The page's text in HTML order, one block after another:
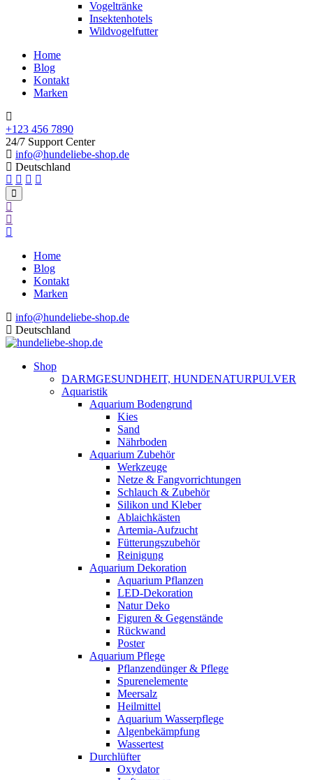
Vogeltränke
Insektenhotels
Wildvogelfutter
Home
Blog
Kontakt
Marken
+123 456 7890
24/7 Support Center
info@hundeliebe-shop.de
Deutschland
Home
Blog
Kontakt
Marken
info@hundeliebe-shop.de
Deutschland
Shop
DARMGESUNDHEIT, HUNDENATURPULVER
Aquaristik
Aquarium Bodengrund
Kies
Sand
Nährboden
Aquarium Zubehör
Werkzeuge
Netze & Fangvorrichtungen
Schlauch & Zubehör
Silikon und Kleber
Ablaichkästen
Artemia-Aufzucht
Fütterungszubehör
Reinigung
Aquarium Dekoration
Aquarium Pflanzen
LED-Dekoration
Natur Deko
Figuren & Gegenstände
Rückwand
Poster
Aquarium Pflege
Pflanzendünger & Pflege
Spurenelemente
Meersalz
Heilmittel
Aquarium Wasserpflege
Algenbekämpfung
Wassertest
Durchlüfter
Oxydator